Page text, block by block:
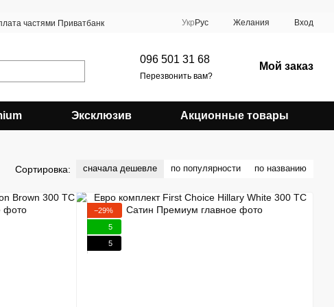
частями Приватбанк Укр Рус Желания Вход
096 501 31 68
Перезвонить вам?
Мой заказ
Эксклюзив Акционные товары
Сортировка: сначала дешевле по популярности по названию
−29%
5
5